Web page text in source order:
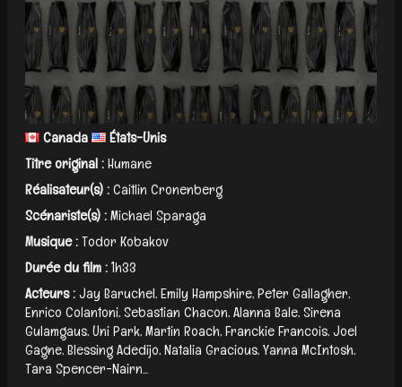
Canada
États-Unis
Titre original :Humane
Réalisateur(s) :Caitlin Cronenberg
Scénariste(s) :Michael Sparaga
Musique :Todor Kobakov
Durée du film :1h33
Acteurs :Jay Baruchel, Emily Hampshire, Peter Gallagher,
Enrico Colantoni, Sebastian Chacon, Alanna Bale, Sirena
Gulamgaus, Uni Park, Martin Roach, Franckie Francois, Joel
Gagne, Blessing Adedijo, Natalia Gracious, Yanna McIntosh,
Tara Spencer-Nairn...